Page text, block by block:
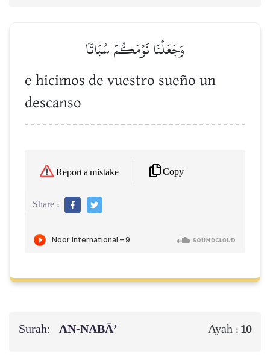
وَجَعَلۡنَا نَوۡمَكُمۡ سُبَاتٗا
e hicimos de vuestro sueño un
descanso
Report a mistake Copy
Share :
Surah: AN-NABĀ’ Ayah : 10